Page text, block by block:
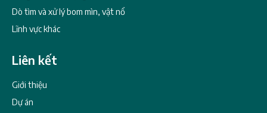
Dò tìm và xử lý bom mìn, vật nổ
Lĩnh vực khác
Liên kết
Giới thiệu
Dự án